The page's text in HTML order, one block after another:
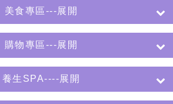
美食專區---展開
購物專區---展開
養生SPA----展開